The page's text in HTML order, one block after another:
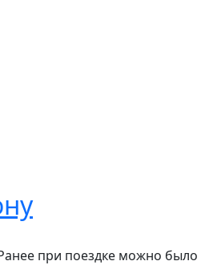
при поездке можно было